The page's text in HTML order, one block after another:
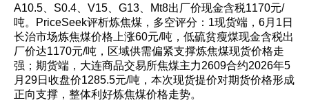
A10.5、S0.4、V15、G13、Mt8出厂价现金含税1170元/
吨。PriceSeek评析炼焦煤，多空评分：1现货端，6月1日
长治市场炼焦煤价格上涨60元/吨，低硫贫瘦煤现金含税出
厂价达1170元/吨，区域供需偏紧支撑炼焦煤现货价格走
强；期货端，大连商品交易所焦煤主力2609合约2026年5
月29日收盘价1285.5元/吨，本次现货提价对期货价格形成
正向支撑，整体利好炼焦煤价格走势。